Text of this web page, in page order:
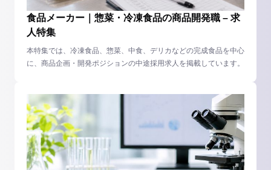
食品メーカー｜惣菜・冷凍食品の商品開発職 – 求
人特集
本特集では、冷凍食品、惣菜、中食、デリカなどの完成食品を中心
に、商品企画・開発ポジションの中途採用求人を掲載しています。